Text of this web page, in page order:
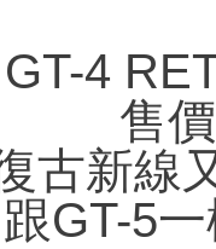
4
售
古新線
跟GT-5